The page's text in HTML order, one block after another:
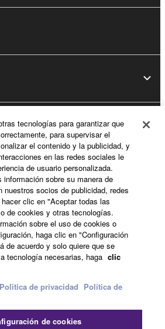
IDtecnologías para garantizar que
para supervisar el
el contenido y la publicidad, y
en las redes sociales le
de usuario personalizada.
sobre su manera de
nuestros socios de publicidad, redes
clic en "Aceptar todas las
de cookies y otras tecnologías.
sobre el uso de cookies o
haga clic en "Configuración
de acuerdo y solo quiere que se
tecnología necesarias, haga clic
Politica de privacidad Política de
de cookies